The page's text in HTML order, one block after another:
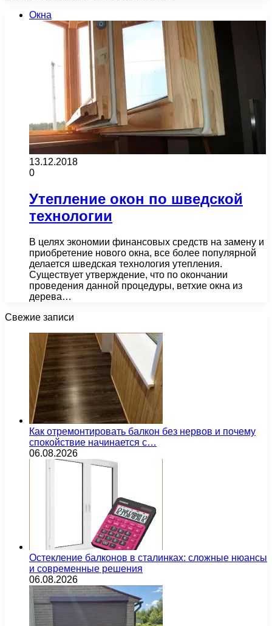
Окна
13.12.2018
0
Утепление окон по шведской
технологии
В целях экономии финансовых средств на замену и
приобретение нового окна, все более популярной
делается шведская технология утепления.
Существует утверждение, что по окончании
проведения данной процедуры, ветхие окна из
дерева…
Свежие записи
Как отремонтировать балкон без нервов и почему
спокойствие начинается с…
06.08.2026
Остекление балконов в сталинках: сложные нюансы
и современные решения
06.08.2026